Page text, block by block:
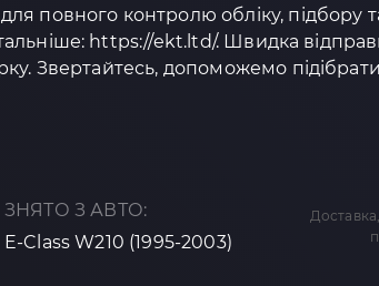
повного контролю обліку, підбору
https://ekt.ltd/. Швидка
Звертайтесь, допоможемо
ЗНЯТО З АВТО:
E-Class W210 (1995-2003)